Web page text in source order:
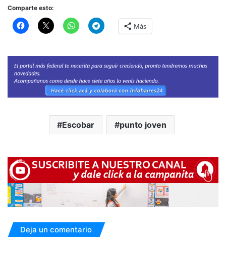
Comparte esto:
Más
Escobar punto joven
Deja un comentario